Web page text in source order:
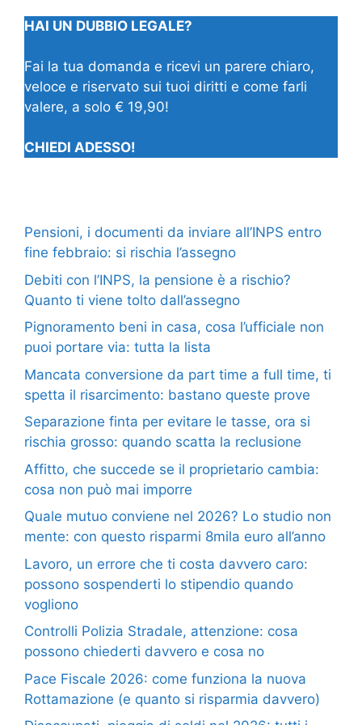
HAI UN DUBBIO LEGALE?
Fai la tua domanda e ricevi un parere chiaro,
veloce e riservato sui tuoi diritti e come farli
valere, a solo € 19,90!
CHIEDI ADESSO!
Pensioni, i documenti da inviare all’INPS entro
fine febbraio: si rischia l’assegno
Debiti con l’INPS, la pensione è a rischio?
Quanto ti viene tolto dall’assegno
Pignoramento beni in casa, cosa l’ufficiale non
puoi portare via: tutta la lista
Mancata conversione da part time a full time, ti
spetta il risarcimento: bastano queste prove
Separazione finta per evitare le tasse, ora si
rischia grosso: quando scatta la reclusione
Affitto, che succede se il proprietario cambia:
cosa non può mai imporre
Quale mutuo conviene nel 2026? Lo studio non
mente: con questo risparmi 8mila euro all’anno
Lavoro, un errore che ti costa davvero caro:
possono sospenderti lo stipendio quando
vogliono
Controlli Polizia Stradale, attenzione: cosa
possono chiederti davvero e cosa no
Pace Fiscale 2026: come funziona la nuova
Rottamazione (e quanto si risparmia davvero)